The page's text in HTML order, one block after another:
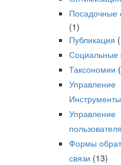
Посадочные
(1)
Публикация
Социальные
Таксономии
Управление
Инструменты
Управление
Формы
связи (13)